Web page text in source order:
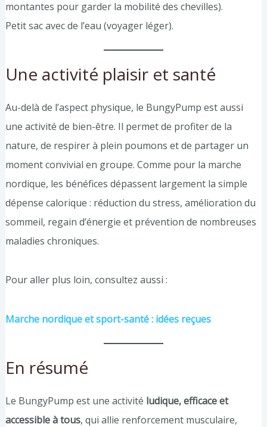
montantes pour garder la mobilité des chevilles).
Petit sac avec de l’eau (voyager léger).
Une activité plaisir et santé
Au-delà de l’aspect physique, le BungyPump est aussi
une activité de bien-être. Il permet de profiter de la
nature, de respirer à plein poumons et de partager un
moment convivial en groupe. Comme pour la marche
nordique, les bénéfices dépassent largement la simple
dépense calorique : réduction du stress, amélioration du
sommeil, regain d’énergie et prévention de nombreuses
maladies chroniques.
Pour aller plus loin, consultez aussi :
Marche nordique et sport-santé : idées reçues
En résumé
Le BungyPump est une activité ludique, efficace et
accessible à tous, qui allie renforcement musculaire,